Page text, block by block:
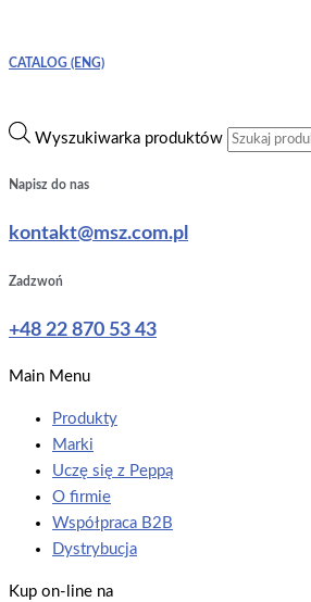
CATALOG (ENG)
Wyszukiwarka produktów
Napisz do nas
kontakt@msz.com.pl
Zadzwoń
+48 22 870 53 43
Main Menu
Produkty
Marki
Uczę się z Peppą
O firmie
Współpraca B2B
Dystrybucja
Kup on-line na